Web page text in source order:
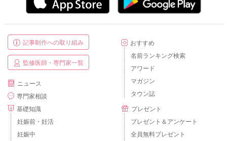
記事制作への取り組み
監修医師・専門家一覧
ニュース
専門家相談
基礎知識
妊娠前・妊活
妊娠中
おすすめ
名前ランキング検索
アワード
マガジン
タウン誌
プレゼント
プレゼント＆アンケート
全員無料プレゼント